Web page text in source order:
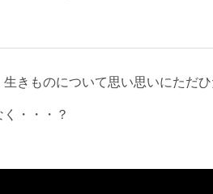
きものについて思い思いにただ
・・・？